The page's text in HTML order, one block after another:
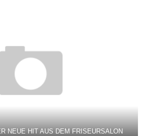
NEUE HIT AUS DEM FRISEURSALON